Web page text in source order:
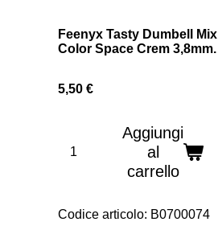
Feenyx Tasty Dumbell Mix
Color Space Crem 3,8mm.
5,50 €
Aggiungi
al
carrello
Codice articolo: B0700074